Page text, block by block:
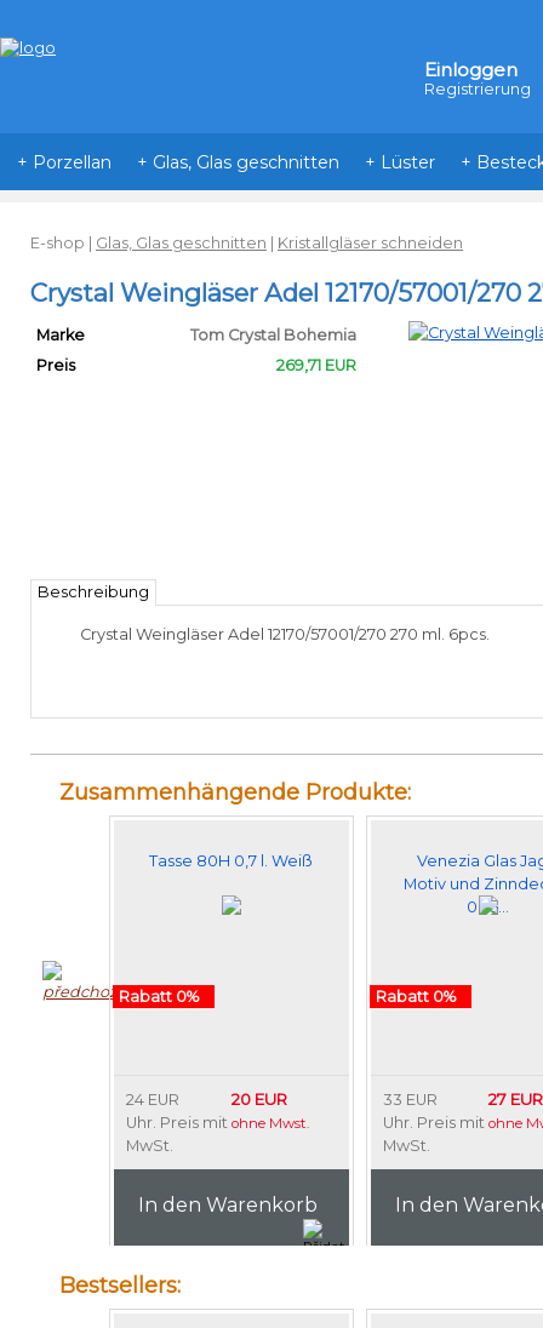
Einloggen
Registrierung
E-shop Glas, Glas geschnitten Kristallgläser schneiden
Crystal Weingläser Adel 12170/57001/270
Marke
Tom Crystal Bohemia
Preis
269,71 EUR
Beschreibung
Crystal Weingläser Adel 12170/57001/270 270 ml . 6pcs.
Zusammenhängende Produkte:
Tasse 80H 0,7 l. Weiß
Rabatt 0%
24 EUR
Uhr. Preis mit
MwSt.
20 EUR
ohne Mwst.
In den Warenkorb
Venezia Glas
Motiv und
0,25…
Rabatt 0%
33 EUR
Uhr. Preis mit
MwSt.
27 EUR
ohne
In den
Bestsellers:
+ Porzellan + Glas, Glas geschnitten + Lüster +